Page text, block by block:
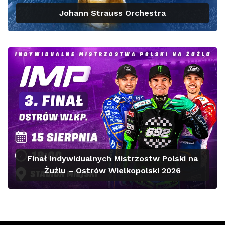
Johann Strauss Orchestra
Finał Indywidualnych Mistrzostw Polski na
Żużlu – Ostrów Wielkopolski 2026